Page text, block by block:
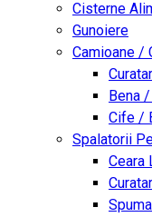
Cisterne
Gunoiere
Camioane /
Bena
Cife /
Spalatorii
Ceara